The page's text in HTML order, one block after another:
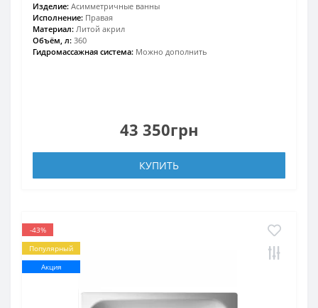
Изделие: Асимметричные ванны
Исполнение: Правая
Материал: Литой акрил
Объём, л: 360
Гидромассажная система: Можно дополнить
43 350грн
КУПИТЬ
-43%
Популярный
Акция